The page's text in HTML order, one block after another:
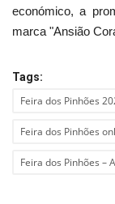
económico, a
marca "Ansião
Tags:
Feira dos Pinhões
Feira dos Pinhões
Feira dos Pinhões –